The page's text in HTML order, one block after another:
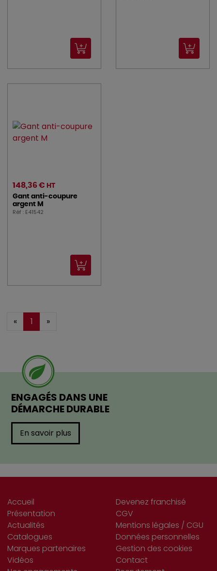
148,36 € HT
Gant anti-coupure
argent M
Réf : E41542
« 1 »
ENGAGÉS DANS UNE
DÉMARCHE DURABLE
En savoir plus
Accueil
Présentation
Actualités
Catalogues
Marques partenaires
Vidéos
Devenez franchisé
CGV
Mentions légales / CGU
Données personnelles
Gestion des cookies
Contact